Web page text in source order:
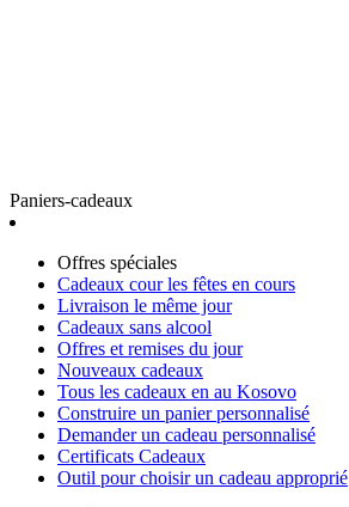
Paniers-cadeaux
Offres spéciales
Cadeaux cour les fêtes en cours
Livraison le même jour
Cadeaux sans alcool
Offres et remises du jour
Nouveaux cadeaux
Tous les cadeaux en au Kosovo
Construire un panier personnalisé
Demander un cadeau personnalisé
Certificats Cadeaux
Outil pour choisir un cadeau approprié